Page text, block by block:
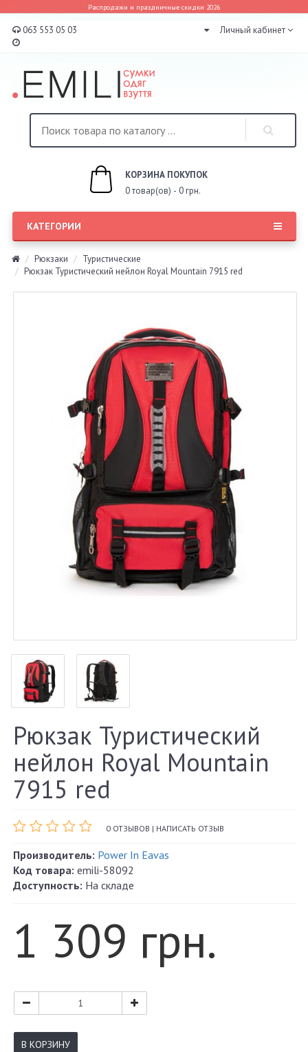
Распродажи и праздничные скидки 2026
063 553 05 03 Личный кабинет
КОРЗИНА ПОКУПОК
0 товар(ов) - 0 грн.
КАТЕГОРИИ
Рюкзаки
Туристические
Рюкзак Туристический нейлон Royal Mountain 7915 red
Рюкзак Туристический
нейлон Royal Mountain
7915 red
0 ОТЗЫВОВ | НАПИСАТЬ ОТЗЫВ
Производитель: Power In Eavas
Код товара: emili-58092
Доступность: На складе
1 309 грн.
В КОРЗИНУ